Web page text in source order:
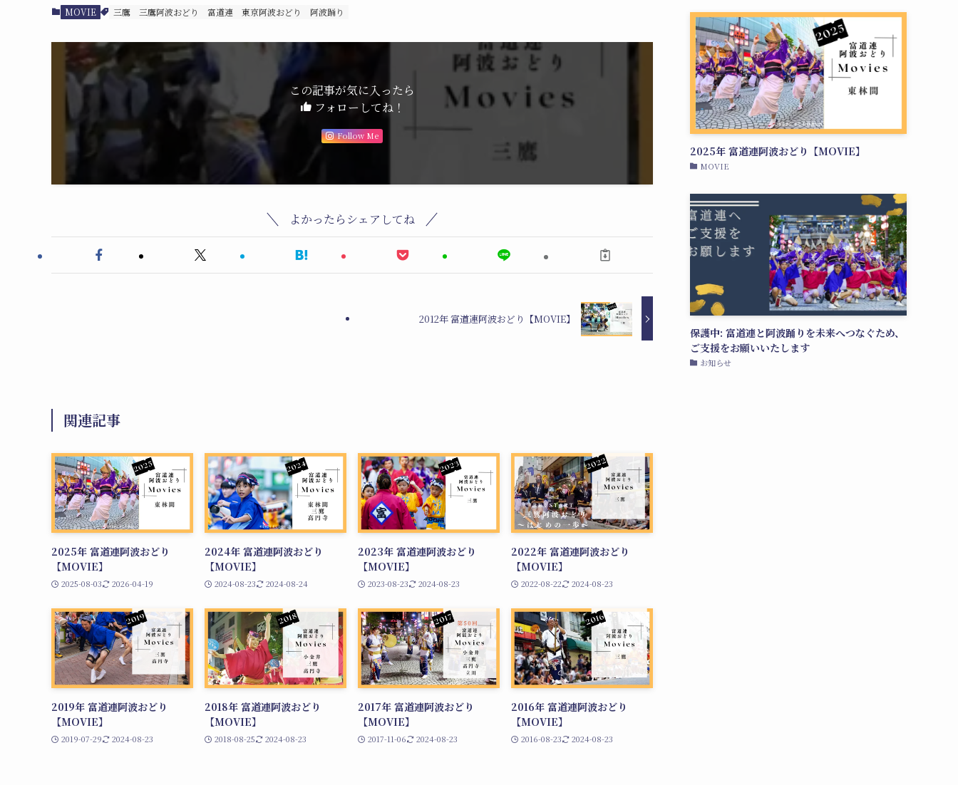
MOVIE 三鷹 三鷹阿波おどり 富道連 東京阿波おどり 阿波踊り
この記事が気に入ったら
フォローしてね！
Follow Me
よかったらシェアしてね
2012年 富道連阿波おどり【MOVIE】
関連記事
2025年 富道連阿波おどり
【MOVIE】
2025-08-03 2026-04-19
2024年 富道連阿波おどり
【MOVIE】
2024-08-23 2024-08-24
2023年 富道連阿波おどり
【MOVIE】
2023-08-23 2024-08-23
2022年 富道連阿波おどり
【MOVIE】
2022-08-22 2024-08-23
2019年 富道連阿波おどり
【MOVIE】
2019-07-29 2024-08-23
2018年 富道連阿波おどり
【MOVIE】
2018-08-25 2024-08-23
2017年 富道連阿波おどり
【MOVIE】
2017-11-06 2024-08-23
2016年 富道連阿波おどり
【MOVIE】
2016-08-23 2024-08-23
2025年 富道連阿波おどり【MOVIE】
MOVIE
保護中: 富道連と阿波踊りを未来へつなぐため、
ご支援をお願いいたします
お知らせ